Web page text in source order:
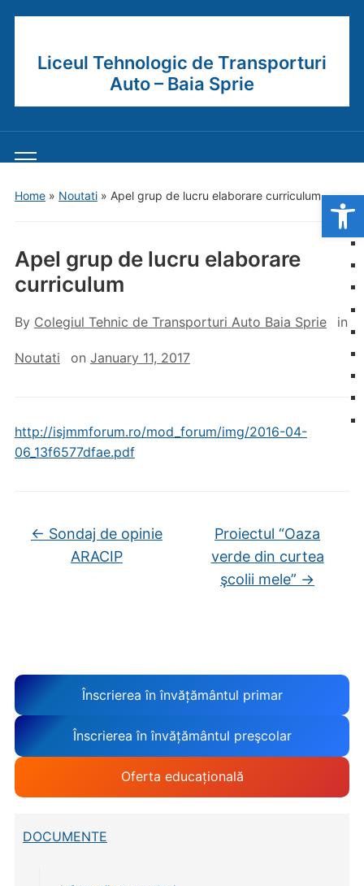
Liceul Tehnologic de Transporturi
Auto – Baia Sprie
Toggle
Home» Noutati» Apel grup de lucru elaborare curriculum
Înscrierea în învățământul primar
Înscrierea în învățământul preşcolar
Oferta educațională
DOCUMENTE
Apel grup de lucru elaborare
curriculum
By Colegiul Tehnic de Transporturi Auto Baia Sprie in
Noutati on January 11, 2017
http://isjmmforum.ro/mod_forum/img/2016-04-
06_13f6577dfae.pdf
← Sondaj de opinie
ARACIP
Proiectul “Oaza
verde din curtea
şcolii mele” →